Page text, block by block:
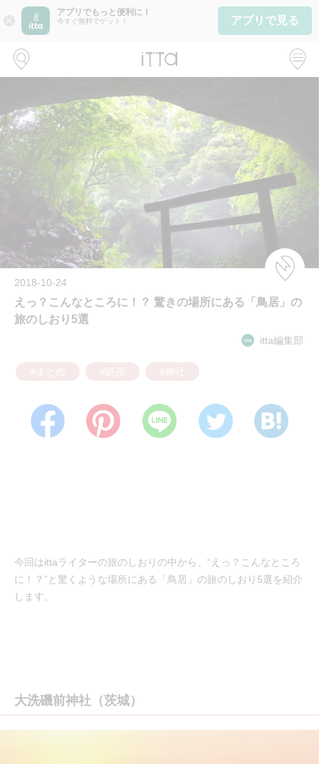
close
アプリでもっと便利に！
今すぐ無料でゲット！ アプリで見る
2018-10-24
えっ？こんなところに！？ 驚きの場所にある「鳥居」の
旅のしおり5選
itta編集部
今回はittaライターの旅のしおりの中から、“えっ？こんなところ
に！？”と驚くような場所にある「鳥居」の旅のしおり5選を紹介
します。
大洗磯前神社（茨城）